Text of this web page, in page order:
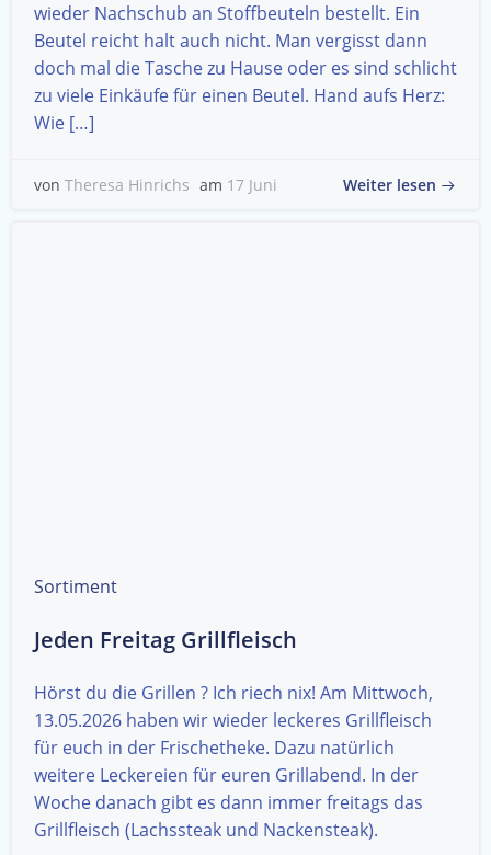
wieder Nachschub an Stoffbeuteln bestellt. Ein
Beutel reicht halt auch nicht. Man vergisst dann
doch mal die Tasche zu Hause oder es sind schlicht
zu viele Einkäufe für einen Beutel. Hand aufs Herz:
Wie […]
von Theresa Hinrichs am 17 Juni Weiter lesen
Sortiment
Jeden Freitag Grillfleisch
Hörst du die Grillen ? Ich riech nix! Am Mittwoch,
13.05.2026 haben wir wieder leckeres Grillfleisch
für euch in der Frischetheke. Dazu natürlich
weitere Leckereien für euren Grillabend. In der
Woche danach gibt es dann immer freitags das
Grillfleisch (Lachssteak und Nackensteak).